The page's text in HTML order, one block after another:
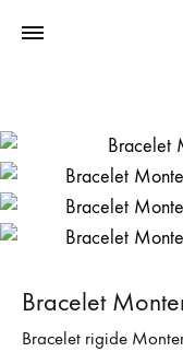
Bracelet
Bracelet rigide